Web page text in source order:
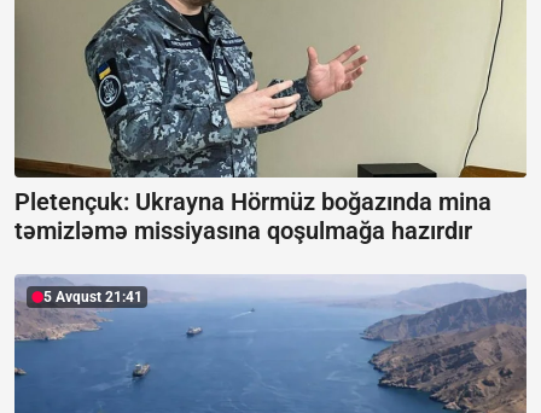
Pletençuk: Ukrayna Hörmüz boğazında mina
təmizləmə missiyasına qoşulmağa hazırdır
5 Avqust 21:41